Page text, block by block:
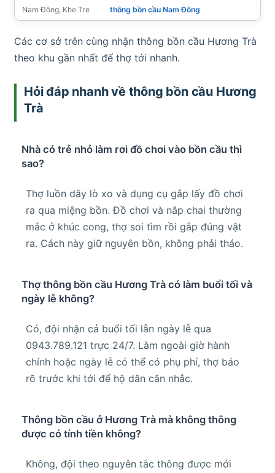
Nam Đông, Khe Tre thông bồn cầu Nam Đông
Các cơ sở trên cùng nhận thông bồn cầu Hương Trà
theo khu gần nhất để thợ tới nhanh.
Hỏi đáp nhanh về thông bồn cầu Hương
Trà
Nhà có trẻ nhỏ làm rơi đồ chơi vào bồn cầu thì
sao?
Thợ luồn dây lò xo và dụng cụ gắp lấy đồ chơi
ra qua miệng bồn. Đồ chơi và nắp chai thường
mắc ở khúc cong, thợ soi tìm rồi gắp đúng vật
ra. Cách này giữ nguyên bồn, không phải tháo.
Thợ thông bồn cầu Hương Trà có làm buổi tối và
ngày lễ không?
Có, đội nhận cả buổi tối lẫn ngày lễ qua
0943.789.121 trực 24/7. Làm ngoài giờ hành
chính hoặc ngày lễ có thể có phụ phí, thợ báo
rõ trước khi tới để hộ dân cân nhắc.
Thông bồn cầu ở Hương Trà mà không thông
được có tính tiền không?
Không, đội theo nguyên tắc thông được mới